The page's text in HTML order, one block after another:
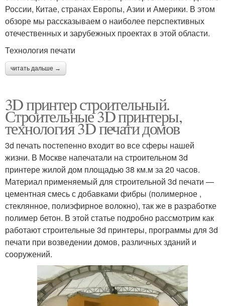
России, Китае, странах Европы, Азии и Америки. В этом
обзоре мы рассказываем о наиболее перспективных
отечественных и зарубежных проектах в этой области.
Технология печати
читать дальше →
3D принтер строительный.
Строительные 3D принтеры,
технология 3D печати домов
3d печать постепенно входит во все сферы нашей
жизни. В Москве напечатали на строительном 3d
принтере жилой дом площадью 38 км.м за 20 часов.
Материал применяемый для строительной 3d печати —
цементная смесь с добавками фибры (полимерное ,
стеклянное, полиэфирное волокно), так же в разработке
полимер бетон. В этой статье подробно рассмотрим как
работают строительные 3d принтеры, программы для 3d
печати при возведении домов, различных зданий и
сооружений.